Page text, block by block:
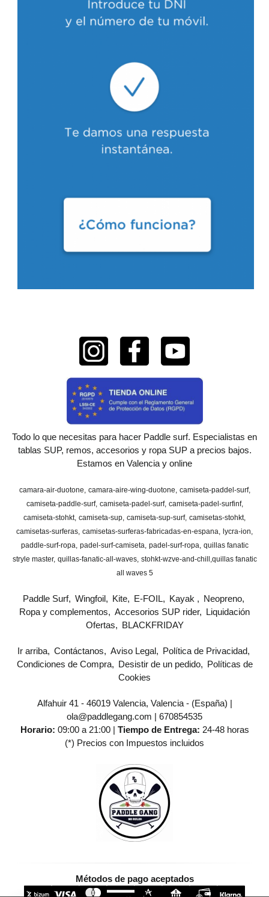
Todo lo que necesitas para hacer Paddle surf. Especialistas en
tablas SUP, remos, accesorios y ropa SUP a precios bajos.
Estamos en Valencia y online
camara-air-duotone camara-aire-wing-duotone camiseta-paddel-surf
camiseta-paddle-surf camiseta-padel-surf camiseta-padel-surfinf
camiseta-stohkt camiseta-sup camiseta-sup-surf camisetas-stohkt
camisetas-surferas camisetas-surferas-fabricadas-en-espana lycra-ion
paddle-surf-ropa padel-surf-camiseta padel-surf-ropa quillas fanatic
stryle master quillas-fanatic-all-waves stohkt-wzve-and-chill ​quillas fanatic
all waves 5
Paddle Surf Wingfoil Kite E-FOIL Kayak
Neopreno
Ropa y complementos
Accesorios SUP rider
Liquidación
Ofertas
BLACKFRIDAY
Ir arriba Contáctanos Aviso Legal
Política de Privacidad
Condiciones de Compra
Desistir de un pedido
Políticas de
Cookies
Alfahuir 41 - 46019 Valencia, Valencia - (España) |
ola@paddlegang.com | 670854535
Horario: 09:00 a 21:00 | Tiempo de Entrega: 24-48 horas
(*) Precios con Impuestos incluidos
Métodos de pago aceptados